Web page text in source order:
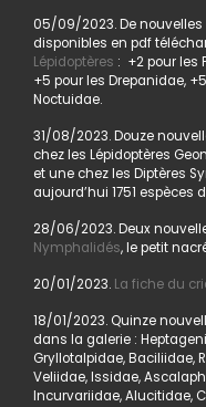
05/09/2023. De
disponibles en pdf
Lépidoptères : +2 pour les
+5 pour les Drepanidae,
Noctuidae.
31/08/2023. Douze
chez les Lépidoptères
et une chez les Diptères
aujourd’hui 1751 espèces
28/06/2023. Deux
Nymphalidés, le petit
20/01/2023. La fiche du
18/01/2023. Quinze
dans la galerie :
Gryllotalpidae, Baciliidae,
Veliidae, Issidae,
Incurvariidae, Alucitidae,